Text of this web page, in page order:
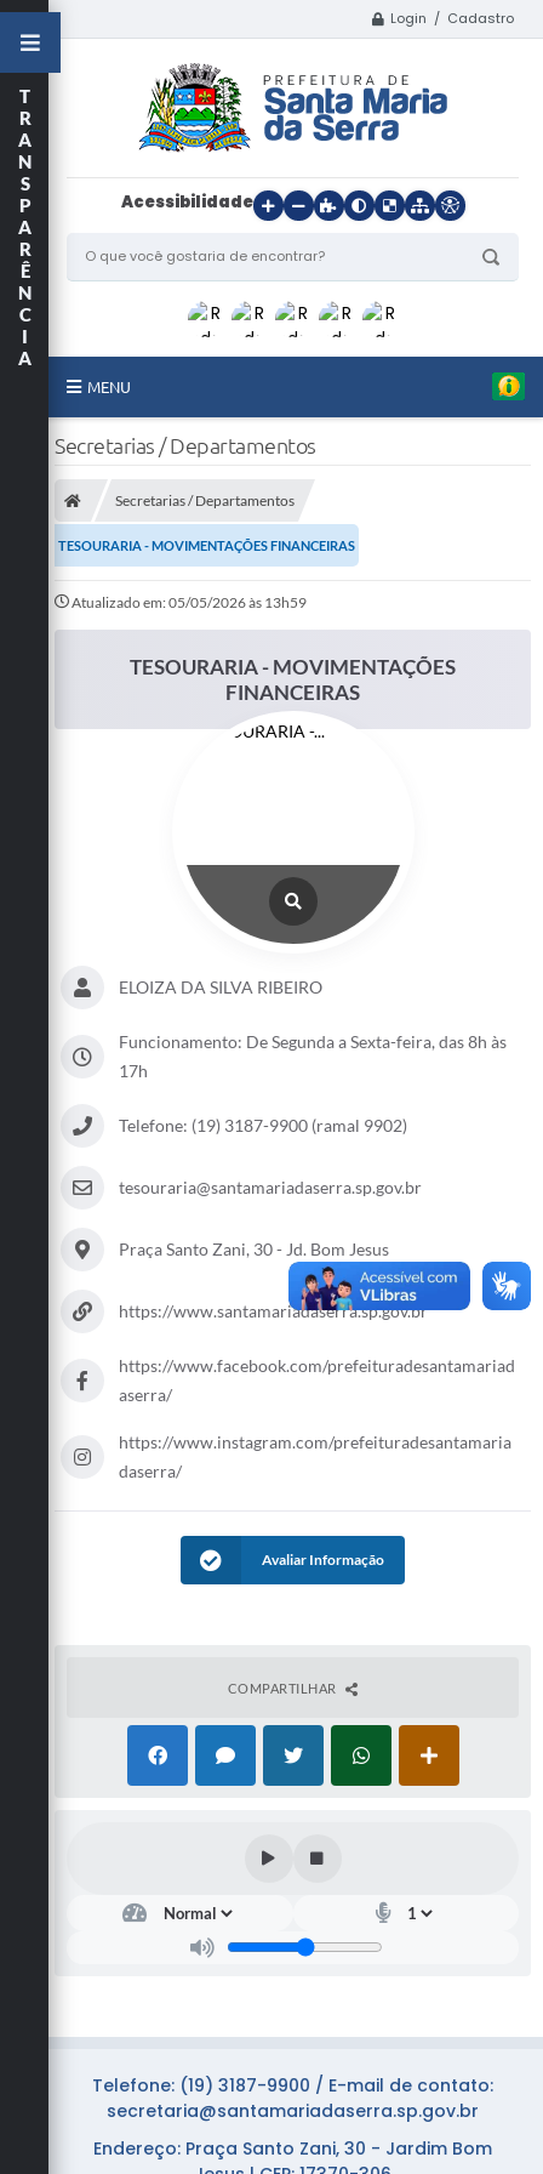
Login / Cadastro
Acessibilidade
MENU
Início
Cultura
Conselhos Municipais
Legislação
T
R
A
N
S
P
A
R
Ê
N
C
I
A
Secretarias / Departamentos
Secretarias / Departamentos
TESOURARIA - MOVIMENTAÇÕES FINANCEIRAS
Atualizado em: 05/05/2026 às 13h59
TESOURARIA - MOVIMENTAÇÕES
FINANCEIRAS
ELOIZA DA SILVA RIBEIRO
Funcionamento: De Segunda a Sexta-feira, das 8h às
17h
Telefone: (19) 3187-9900 (ramal 9902)
tesouraria@santamariadaserra.sp.gov.br
Praça Santo Zani, 30 - Jd. Bom Jesus
https://www.santamariadaserra.sp.gov.br
https://www.facebook.com/prefeituradesantamariad
aserra/
https://www.instagram.com/prefeituradesantamaria
daserra/
Avaliar Informação
COMPARTILHAR
Telefone: (19) 3187-9900 / E-mail de contato:
secretaria@santamariadaserra.sp.gov.br
Endereço: Praça Santo Zani, 30 - Jardim Bom